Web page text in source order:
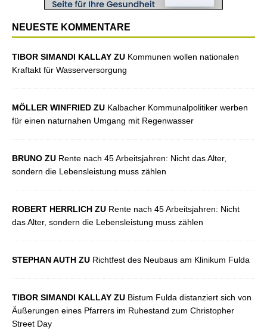
NEUESTE KOMMENTARE
TIBOR SIMANDI KALLAY ZU Kommunen wollen nationalen
Kraftakt für Wasserversorgung
MÖLLER WINFRIED ZU Kalbacher Kommunalpolitiker werben
für einen naturnahen Umgang mit Regenwasser
BRUNO ZU Rente nach 45 Arbeitsjahren: Nicht das Alter,
sondern die Lebensleistung muss zählen
ROBERT HERRLICH ZU Rente nach 45 Arbeitsjahren: Nicht
das Alter, sondern die Lebensleistung muss zählen
STEPHAN AUTH ZU Richtfest des Neubaus am Klinikum Fulda
TIBOR SIMANDI KALLAY ZU Bistum Fulda distanziert sich von
Äußerungen eines Pfarrers im Ruhestand zum Christopher
Street Day